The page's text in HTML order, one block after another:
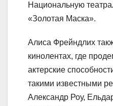
Национальную
«Золотая Маска».
Алиса Фрейндлих
кинолентах, где
актерские
такими известными
Александр Роу,